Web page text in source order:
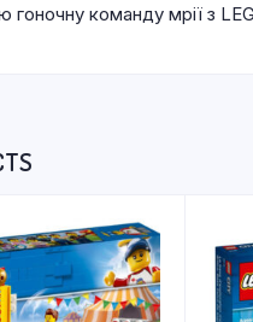
гоночну команду мрії з